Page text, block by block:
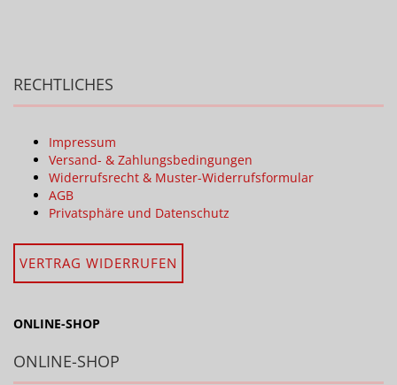
RECHTLICHES
Impressum
Versand- & Zahlungsbedingungen
Widerrufsrecht & Muster-Widerrufsformular
AGB
Privatsphäre und Datenschutz
VERTRAG WIDERRUFEN
ONLINE-SHOP
ONLINE-SHOP